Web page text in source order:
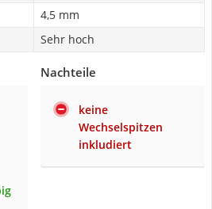
4,5 mm
Sehr hoch
Nachteile
keine
Wechselspitzen
inkludiert